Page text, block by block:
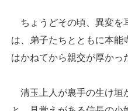
ちょうどその頃、異変を
は、弟子たちとともに本能
はかねてから親交が厚かっ
清玉上人が裏手の生け垣